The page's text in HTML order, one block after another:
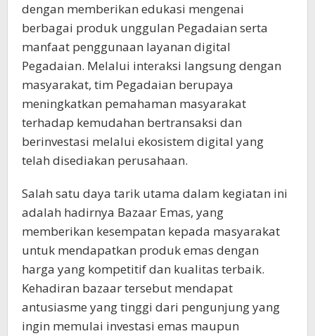
dengan memberikan edukasi mengenai
berbagai produk unggulan Pegadaian serta
manfaat penggunaan layanan digital
Pegadaian. Melalui interaksi langsung dengan
masyarakat, tim Pegadaian berupaya
meningkatkan pemahaman masyarakat
terhadap kemudahan bertransaksi dan
berinvestasi melalui ekosistem digital yang
telah disediakan perusahaan.
Salah satu daya tarik utama dalam kegiatan ini
adalah hadirnya Bazaar Emas, yang
memberikan kesempatan kepada masyarakat
untuk mendapatkan produk emas dengan
harga yang kompetitif dan kualitas terbaik.
Kehadiran bazaar tersebut mendapat
antusiasme yang tinggi dari pengunjung yang
ingin memulai investasi emas maupun